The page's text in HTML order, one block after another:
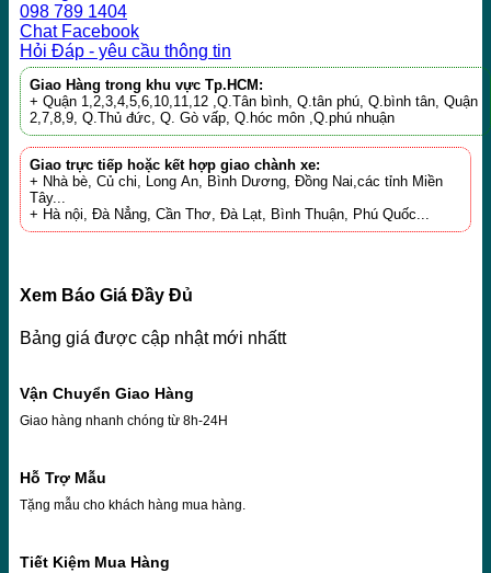
098 789 1404
Chat Facebook
Hỏi Đáp - yêu cầu thông tin
Giao Hàng trong khu vực Tp.HCM:
+ Quận 1,2,3,4,5,6,10,11,12 ,Q.Tân bình, Q.tân phú, Q.bình tân, Quận
2,7,8,9, Q.Thủ đức, Q. Gò vấp, Q.hóc môn ,Q.phú nhuận
Giao trực tiếp hoặc kết hợp giao chành xe:
+ Nhà bè, Củ chi, Long An, Bình Dương, Đồng Nai,các tỉnh Miền
Tây...
+ Hà nội, Đà Nẳng, Cần Thơ, Đà Lạt, Bình Thuận, Phú Quốc...
Xem Báo Giá Đầy Đủ
Bảng giá được cập nhật mới nhấtt
Vận Chuyển Giao Hàng
Giao hàng nhanh chóng từ 8h-24H
Hỗ Trợ Mẫu
Tặng mẫu cho khách hàng mua hàng.
Tiết Kiệm Mua Hàng